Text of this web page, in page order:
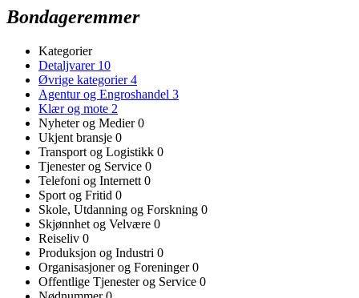
Bondageremmer
Kategorier
Detaljvarer 10
Øvrige kategorier4
Agentur og Engroshandel 3
Klær og mote 2
Nyheter og Medier0
Ukjent bransje 0
Transport og Logistikk 0
Tjenester og Service 0
Telefoni og Internett 0
Sport og Fritid 0
Skole, Utdanning og Forskning 0
Skjønnhet og Velvære 0
Reiseliv 0
Produksjon og Industri 0
Organisasjoner og Foreninger0
Offentlige Tjenester og Service 0